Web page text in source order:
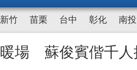
新竹 苗栗 台中 彰化 南投
場 蘇俊賓偕千人